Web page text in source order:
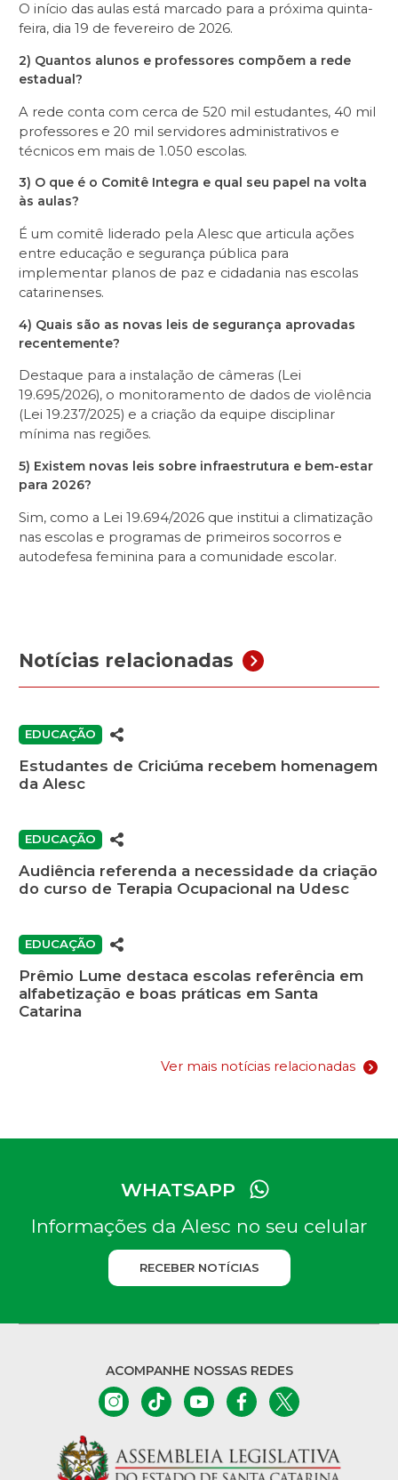
O início das aulas está marcado para a próxima quinta-
feira, dia 19 de fevereiro de 2026.
2) Quantos alunos e professores compõem a rede
estadual?
A rede conta com cerca de 520 mil estudantes, 40 mil
professores e 20 mil servidores administrativos e
técnicos em mais de 1.050 escolas.
3) O que é o Comitê Integra e qual seu papel na volta
às aulas?
É um comitê liderado pela Alesc que articula ações
entre educação e segurança pública para
implementar planos de paz e cidadania nas escolas
catarinenses.
4) Quais são as novas leis de segurança aprovadas
recentemente?
Destaque para a instalação de câmeras (Lei
19.695/2026), o monitoramento de dados de violência
(Lei 19.237/2025) e a criação da equipe disciplinar
mínima nas regiões.
5) Existem novas leis sobre infraestrutura e bem-estar
para 2026?
Sim, como a Lei 19.694/2026 que institui a climatização
nas escolas e programas de primeiros socorros e
autodefesa feminina para a comunidade escolar.
Notícias relacionadas
EDUCAÇÃO
Estudantes de Criciúma recebem homenagem
da Alesc
EDUCAÇÃO
Audiência referenda a necessidade da criação
do curso de Terapia Ocupacional na Udesc
EDUCAÇÃO
Prêmio Lume destaca escolas referência em
alfabetização e boas práticas em Santa
Catarina
Ver mais notícias relacionadas
WHATSAPP
Informações da Alesc no seu celular
RECEBER NOTÍCIAS
ACOMPANHE NOSSAS REDES